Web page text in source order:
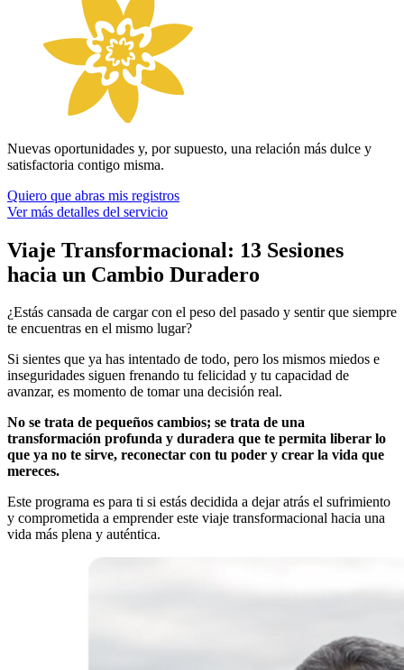
Nuevas oportunidades y, por supuesto, una relación más dulce y
satisfactoria contigo misma.
Quiero que abras mis registros
Ver más detalles del servicio
Viaje Transformacional: 13 Sesiones
hacia un Cambio Duradero
¿Estás cansada de cargar con el peso del pasado y sentir que siempre
te encuentras en el mismo lugar?
Si sientes que ya has intentado de todo, pero los mismos miedos e
inseguridades siguen frenando tu felicidad y tu capacidad de
avanzar, es momento de tomar una decisión real.
No se trata de pequeños cambios; se trata de una
transformación profunda y duradera que te permita liberar lo
que ya no te sirve, reconectar con tu poder y crear la vida que
mereces.
Este programa es para ti si estás decidida a dejar atrás el sufrimiento
y comprometida a emprender este viaje transformacional hacia una
vida más plena y auténtica.